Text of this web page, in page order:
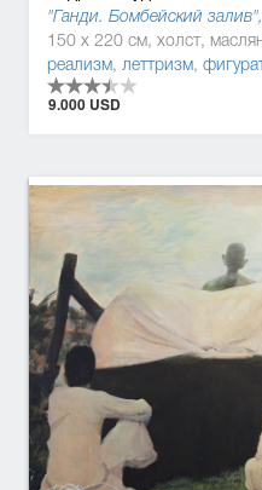
"Ганди. Бомбейский
реализм, леттризм,
9.000 USD